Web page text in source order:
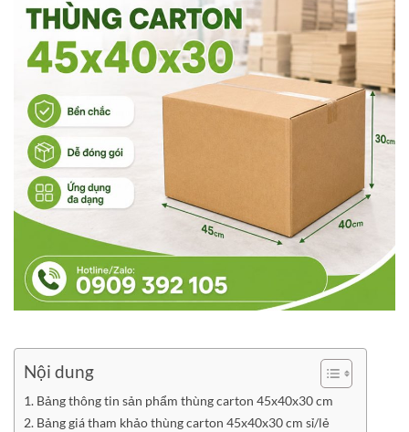
Nội dung
Bảng thông tin sản phẩm thùng carton 45x40x30 cm
Bảng giá tham khảo thùng carton 45x40x30 cm sỉ/lẻ